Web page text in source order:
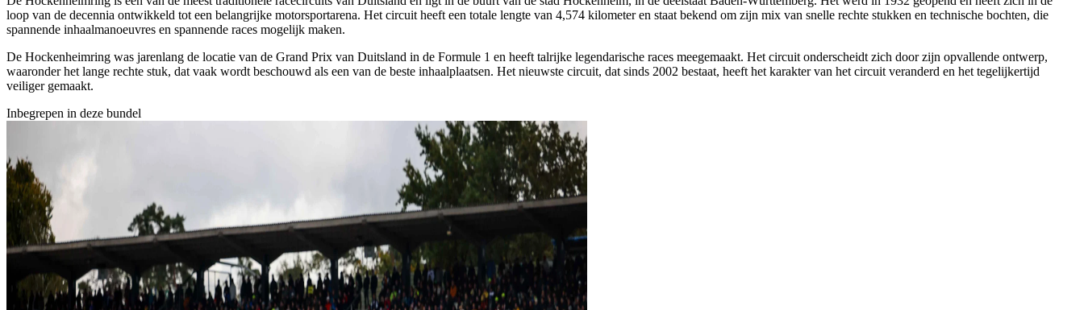
loop van de decennia ontwikkeld tot een belangrijke motorsportarena. Het circuit heeft een totale lengte van 4,574 kilometer en staat bekend om zijn mix van snelle rechte stukken en technische bochten, die
spannende inhaalmanoeuvres en spannende races mogelijk maken.
De Hockenheimring was jarenlang de locatie van de Grand Prix van Duitsland in de Formule 1 en heeft talrijke legendarische races meegemaakt. Het circuit onderscheidt zich door zijn opvallende ontwerp,
waaronder het lange rechte stuk, dat vaak wordt beschouwd als een van de beste inhaalplaatsen. Het nieuwste circuit, dat sinds 2002 bestaat, heeft het karakter van het circuit veranderd en het tegelijkertijd
veiliger gemaakt.
Inbegrepen in deze bundel